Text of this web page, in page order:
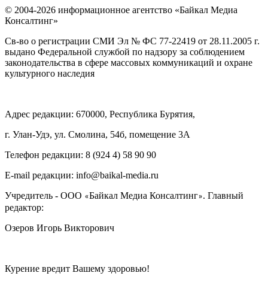
© 2004-2026 информационное агентство «Байкал Медиа
Консалтинг»
Св-во о регистрации СМИ Эл № ФС 77-22419 от 28.11.2005 г.
выдано Федеральной службой по надзору за соблюдением
законодательства в сфере массовых коммуникаций и охране
культурного наследия
Адрес редакции: 670000, Республика Бурятия,
г. Улан-Удэ, ул. Смолина, 54б, помещение 3А
Телефон редакции: ‎‎8 (924 4) 58 90 90
E-mail редакции: info@baikal-media.ru
Учредитель - ООО «Байкал Медиа Консалтинг». Главный
редактор:
Озеров Игорь Викторович
Курение вредит Вашему здоровью!